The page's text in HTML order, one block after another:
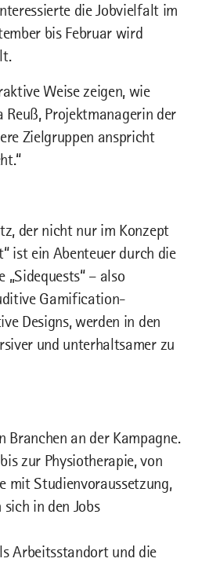
die Jobvielfalt im
bis Februar wird
Weise zeigen, wie
Projektmanagerin der
Zielgruppen anspricht
der nicht nur im Konzept
ist ein Abenteuer durch die
– also
Gamification-
Designs, werden in den
und unterhaltsamer zu
Branchen an der Kampagne.
zur Physiotherapie, von
mit Studienvoraussetzung,
in den Jobs
Arbeitsstandort und die